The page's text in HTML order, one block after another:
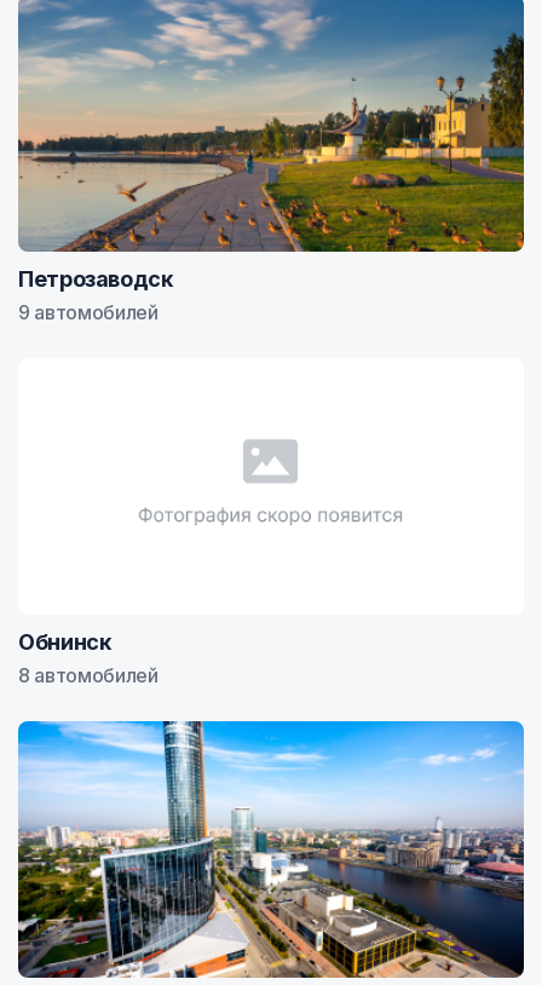
Петрозаводск
9 автомобилей
Обнинск
8 автомобилей